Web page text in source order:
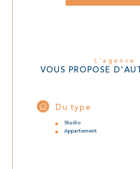
L'agence
VOUS PROPOSE
Du type
Studio
Appartement